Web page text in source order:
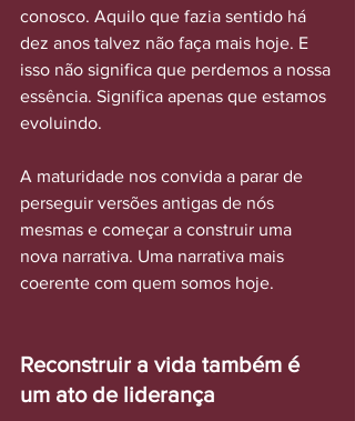
conosco. Aquilo que fazia sentido há
dez anos talvez não faça mais hoje. E
isso não significa que perdemos a nossa
essência. Significa apenas que estamos
evoluindo.
A maturidade nos convida a parar de
perseguir versões antigas de nós
mesmas e começar a construir uma
nova narrativa. Uma narrativa mais
coerente com quem somos hoje.
Reconstruir a vida também é
um ato de liderança